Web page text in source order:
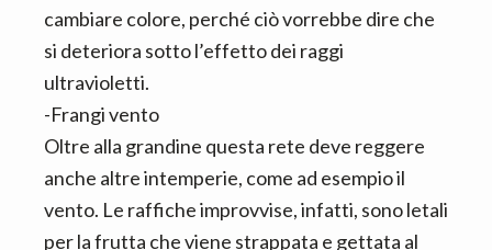
cambiare colore, perché ciò vorrebbe dire che
si deteriora sotto l’effetto dei raggi
ultravioletti.
-Frangi vento
Oltre alla grandine questa rete deve reggere
anche altre intemperie, come ad esempio il
vento. Le raffiche improvvise, infatti, sono letali
per la frutta che viene strappata e gettata al